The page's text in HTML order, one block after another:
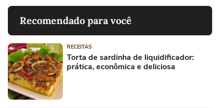
Recomendado para você
RECEITAS
Torta de sardinha de liquidificador:
prática, econômica e deliciosa